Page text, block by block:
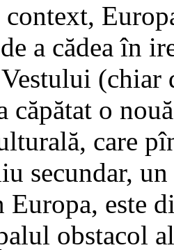
a cădea în
(chiar
căpătat o
care
secundar,
Europa, este
obstacol